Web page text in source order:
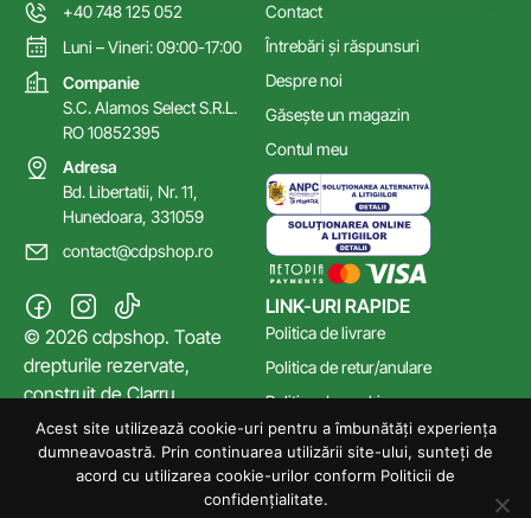
LINK-URI RAPIDE
Politica de livrare
Politica de retur/anulare
Politica de cookies
Poltica de confidențialitate
Termeni și Condiții
Contact
Întrebări și răspunsuri
Despre noi
Găsește un magazin
Contul meu
+40 748 125 052
Luni – Vineri: 09:00-17:00
Companie
S.C. Alamos Select S.R.L.
RO 10852395
Adresa
Bd. Libertatii, Nr. 11,
Hunedoara, 331059
contact@cdpshop.ro
© 2026 cdpshop. Toate
drepturile rezervate,
construit deClarru
Acest site utilizează cookie-uri pentru a îmbunătăți experiența
dumneavoastră. Prin continuarea utilizării site-ului, sunteți de
acord cu utilizarea cookie-urilor conform Politicii de
confidențialitate.